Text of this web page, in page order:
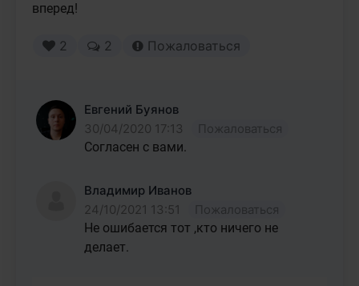
вперед!
2 2 Пожаловаться
Евгений Буянов
30/04/2020 17:13
Пожаловаться
Согласен с вами.
Владимир Иванов
24/10/2021 13:51
Пожаловаться
Не ошибается тот ,кто ничего не
делает.